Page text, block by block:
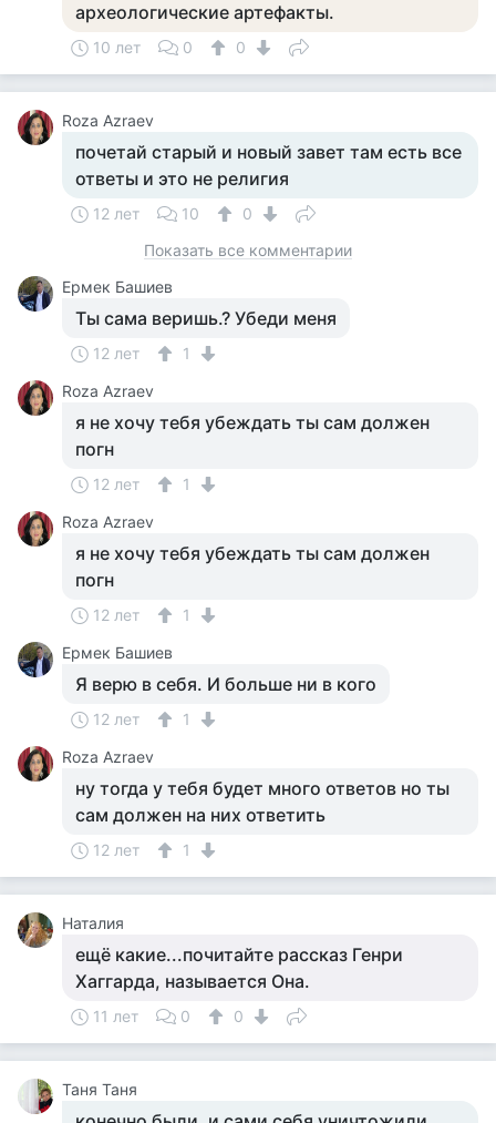
археологические артефакты.
10 лет 0 0
Roza Azraev
почетай старый и новый завет там есть все
ответы и это не религия
12 лет 10
0
Показать все комментарии
Ермек Башиев
Ты сама веришь.? Убеди меня
12 лет
1
Roza Azraev
я не хочу тебя убеждать ты сам должен
погн
12 лет
1
Roza Azraev
я не хочу тебя убеждать ты сам должен
погн
12 лет
1
Ермек Башиев
Я верю в себя. И больше ни в кого
12 лет
1
Roza Azraev
ну тогда у тебя будет много ответов но ты
сам должен на них ответить
12 лет 1
Наталия
ещё какие...почитайте рассказ Генри
Хаггарда, называется Она.
11 лет 0 0
Таня Таня